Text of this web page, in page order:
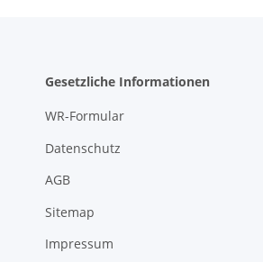
Gesetzliche Informationen
WR-Formular
Datenschutz
AGB
Sitemap
Impressum